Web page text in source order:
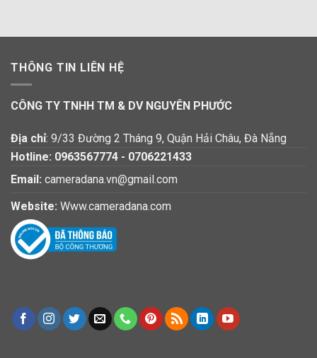
THÔNG TIN LIÊN HỆ
CÔNG TY TNHH TM & DV NGUYÊN PHƯỚC
Địa chỉ: 9/33 Đường 2 Tháng 9, Quận Hải Châu, Đà Nẵng
Hotline: 0963567774 - 0706221433
Email: cameradana.vn@gmail.com
Website: Www.cameradana.com